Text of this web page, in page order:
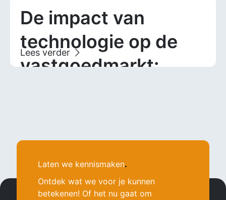
De impact van
technologie op de
vastgoedmarkt:
Laten we kennismaken.
Ontdek wat we voor je kunnen
betekenen! Of het nu gaat om